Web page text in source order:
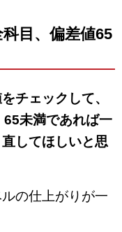
目、偏差値65
チェックして、
未満であれば一
してほしいと思
の仕上がりが一